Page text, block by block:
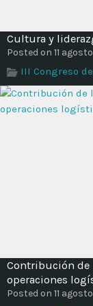
Cultura y
Posted on 11
III Congreso
Contribución de
operaciones
Posted on 11